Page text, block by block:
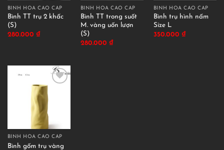
BÌNH HOA CAO CẤP
Bình TT trụ 2 khấc
(S)
280.000 ₫
BÌNH HOA CAO CẤP
Bình TT trong suốt
M. vàng uốn lượn
(S)
280.000 ₫
BÌNH HOA CAO CẤP
Bình trụ hình nấm
Size L
350.000 ₫
BÌNH HOA CAO CẤP
Bình gốm trụ vàng